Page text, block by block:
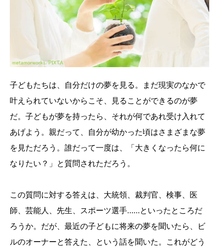
子どもたちは、自分だけの夢を見る。まだ現実のなかで
叶えられていないからこそ、見ることができるのが夢
だ。子どもが夢を持ったら、それが何であれ受け入れて
あげよう。親だって、自分が幼かった頃はさまざまな夢
を見ただろう。誰だって一度は、「大きくなったら何に
なりたい？」と質問されただろう。
この質問に対する答えは、大統領、裁判官、検事、医
師、芸能人、先生、スポーツ選手……といったところだ
ろうか。だが、最近の子どもに将来の夢を聞いたら、ビ
ルのオーナーと答えた、という話を聞いた。これがどう